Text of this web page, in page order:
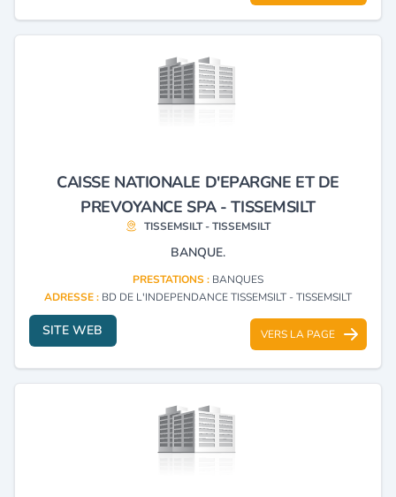
CAISSE NATIONALE D'EPARGNE ET DE
PREVOYANCE SPA - TISSEMSILT
TISSEMSILT - TISSEMSILT
BANQUE.
PRESTATIONS : BANQUES
ADRESSE : BD DE L'INDEPENDANCE TISSEMSILT - TISSEMSILT
SITE WEB VERS LA PAGE